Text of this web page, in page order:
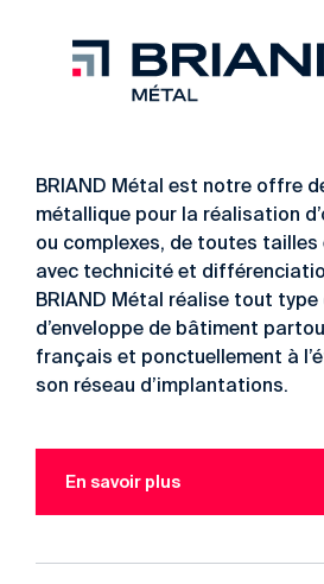
BRIAND Métal est notre offre
métallique pour la réalisation
ou complexes, de toutes tailles
avec technicité et
BRIAND Métal réalise tout
d’enveloppe de bâtiment
français et ponctuellement à
son réseau d’implantations.
En savoir plus